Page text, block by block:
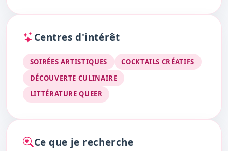
Centres d'intérêt
SOIRÉES ARTISTIQUES
COCKTAILS CRÉATIFS
DÉCOUVERTE CULINAIRE
LITTÉRATURE QUEER
Ce que je recherche